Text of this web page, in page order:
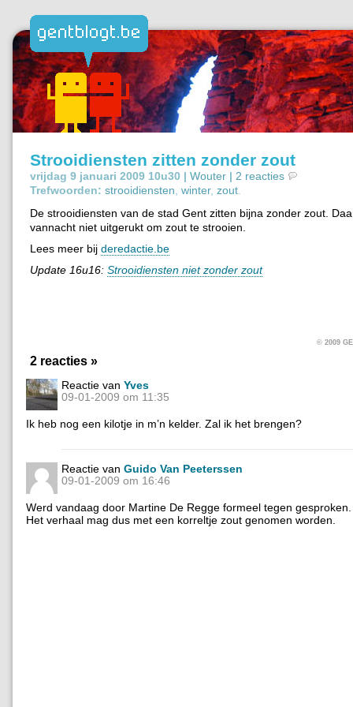
Strooidiensten zitten zonder zout
vrijdag 9 januari 2009 10u30 | Wouter | 2 reacties
Trefwoorden: strooidiensten winter, zout
De strooidiensten van de stad Gent zitten bijna zonder zout.
vannacht niet uitgerukt om zout te strooien.
Lees meer bij deredactie.be
Update 16u16: Strooidiensten niet zonder zout
© 2009
2 reacties »
Reactie van Yves
09-01-2009 om 11:35
Ik heb nog een kilotje in m’n kelder. Zal ik het brengen?
Reactie van Guido Van Peeterssen
09-01-2009 om 16:46
Werd vandaag door Martine De Regge formeel tegen gesproken.
Het verhaal mag dus met een korreltje zout genomen worden.